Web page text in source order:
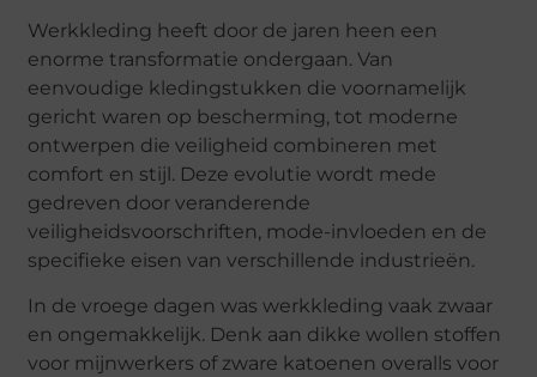
Werkkleding heeft door de jaren heen een
enorme transformatie ondergaan. Van
eenvoudige kledingstukken die voornamelijk
gericht waren op bescherming, tot moderne
ontwerpen die veiligheid combineren met
comfort en stijl. Deze evolutie wordt mede
gedreven door veranderende
veiligheidsvoorschriften, mode-invloeden en de
specifieke eisen van verschillende industrieën.
In de vroege dagen was werkkleding vaak zwaar
en ongemakkelijk. Denk aan dikke wollen stoffen
voor mijnwerkers of zware katoenen overalls voor